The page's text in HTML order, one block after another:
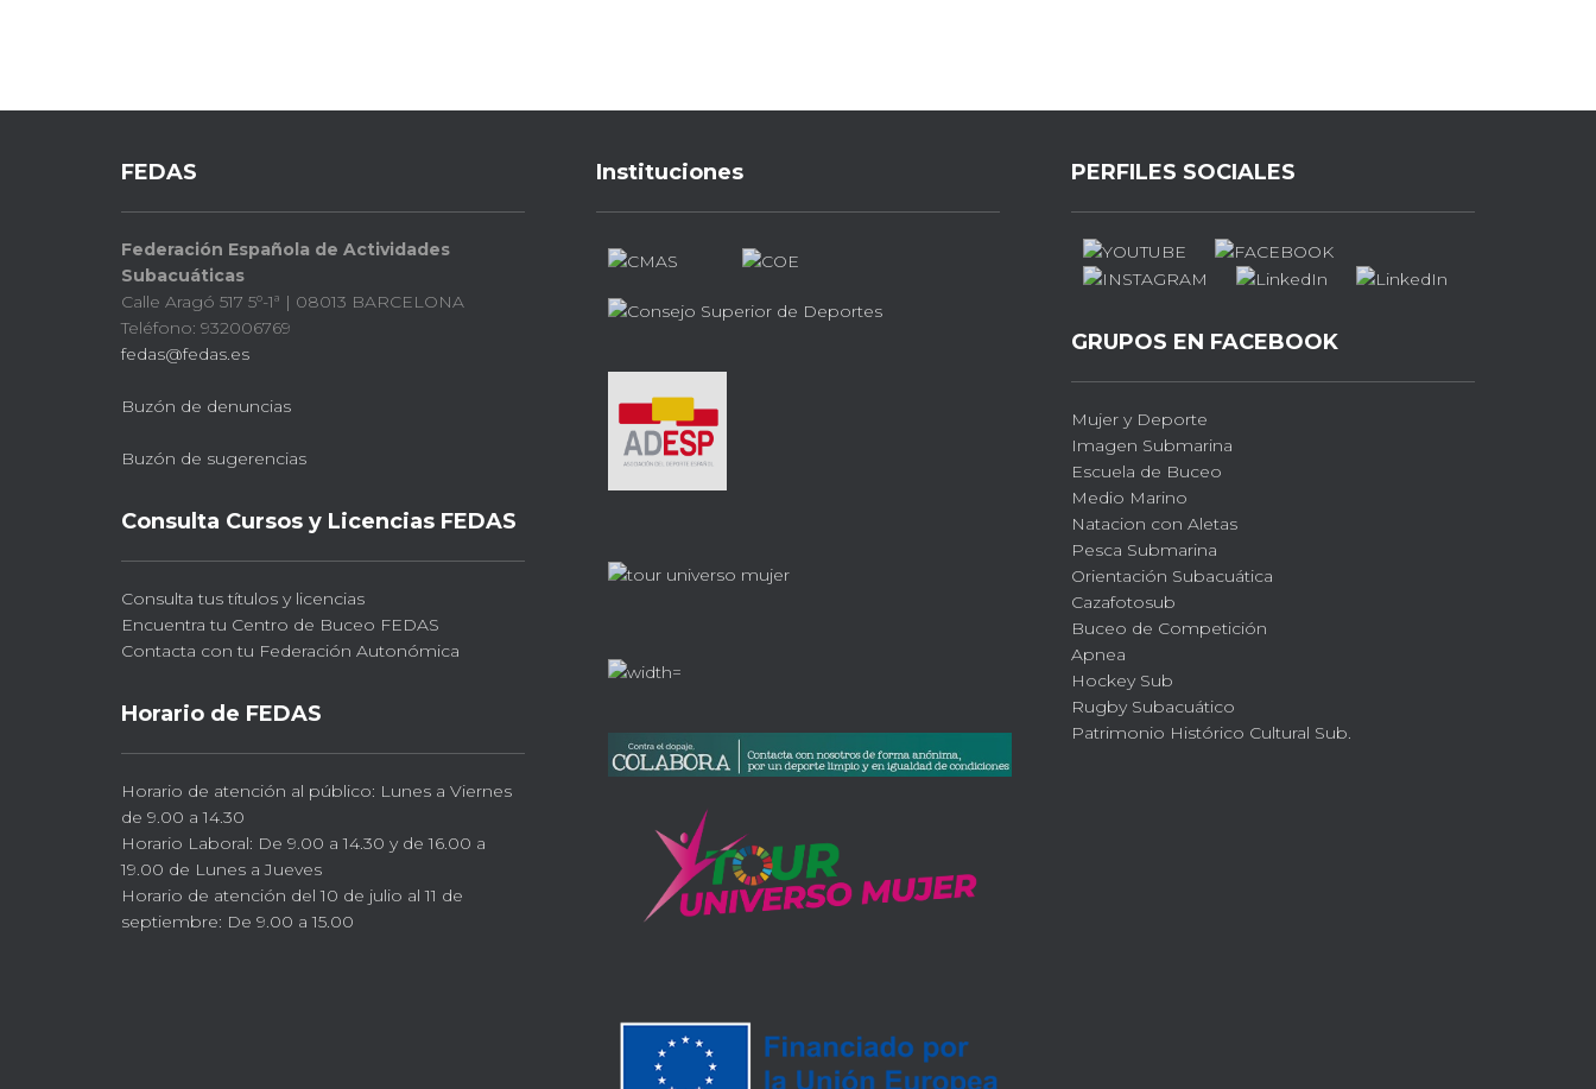
FEDAS
Federación Española de Actividades
Subacuáticas
Calle Aragó 517 5º-1ª | 08013 BARCELONA
Teléfono: 932006769
fedas@fedas.es
Buzón de denuncias
Buzón de sugerencias
Consulta Cursos y Licencias FEDAS
Consulta tus títulos y licencias
Encuentra tu Centro de Buceo FEDAS
Contacta con tu Federación Autonómica
Horario de FEDAS
Horario de atención al público: Lunes a Viernes
de 9.00 a 14.30
Horario Laboral: De 9.00 a 14.30 y de 16.00 a
19.00 de Lunes a Jueves
Horario de atención del 10 de julio al 11 de
septiembre: De 9.00 a 15.00
Instituciones PERFILES SOCIALES
GRUPOS EN FACEBOOK
Mujer y Deporte
Imagen Submarina
Escuela de Buceo
Medio Marino
Natacion con Aletas
Pesca Submarina
Orientación Subacuática
Cazafotosub
Buceo de Competición
Apnea
Hockey Sub
Rugby Subacuático
Patrimonio Histórico Cultural Sub.